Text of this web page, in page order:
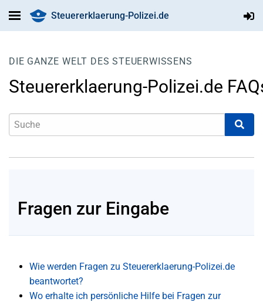
Steuererklaerung-Polizei.de
DIE GANZE WELT DES STEUERWISSENS
Steuererklaerung-Polizei.de
Fragen zur Eingabe
Wie werden Fragen zu Steuererklaerung-Polizei.de
beantwortet?
Wo erhalte ich persönliche Hilfe bei Fragen zur